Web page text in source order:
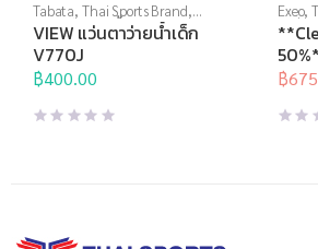
Tabata, Thai Sports Brand,
View,กีฬาทางน้ำ,แว่นตาว่าย
น้ำ,แว่นตาว่ายน้ำทั่วไป, แว่นตา
ว่ายน้ำสำหรับเด็ก
VIEW แว่นตาว่ายน้ำเด็ก
V770J
฿400.00
Exeo,
ค้าล็อ
หนัก,
ดิจิต
price
was:
฿
price
is: